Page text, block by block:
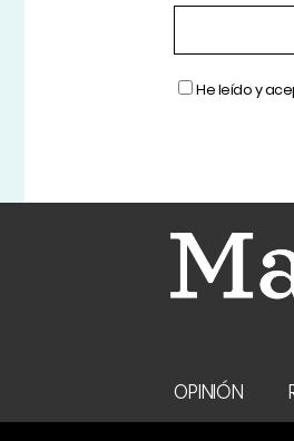
He leído y
OPINIÓN